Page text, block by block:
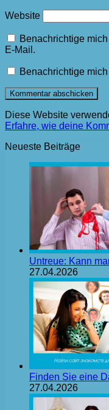
Website
Benachrichtige
E-Mail.
Benachrichtige
Diese Website
Erfahre, wie deine
Neueste Beiträge
Untreue: Kann
27.04.2026
Finden Sie eine
27.04.2026